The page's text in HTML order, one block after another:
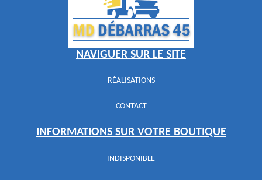
NAVIGUER SUR LE SITE
RÉALISATIONS
CONTACT
INFORMATIONS SUR VOTRE BOUTIQUE
INDISPONIBLE